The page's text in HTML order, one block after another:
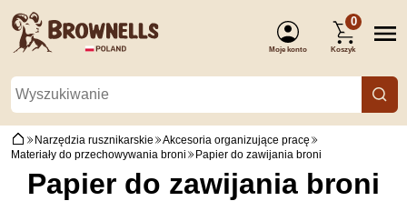
Moje konto
0
Koszyk
Narzędzia rusznikarskie
Akcesoria organizujące pracę
Materiały do przechowywania broni
Papier do zawijania broni
Papier do zawijania broni